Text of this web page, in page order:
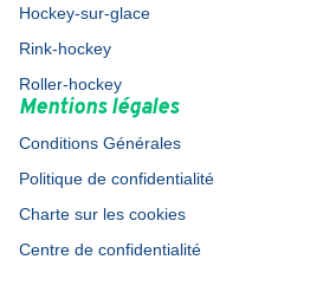
Hockey-sur-glace
Rink-hockey
Roller-hockey
Mentions légales
Conditions Générales
Politique de confidentialité
Charte sur les cookies
Centre de confidentialité